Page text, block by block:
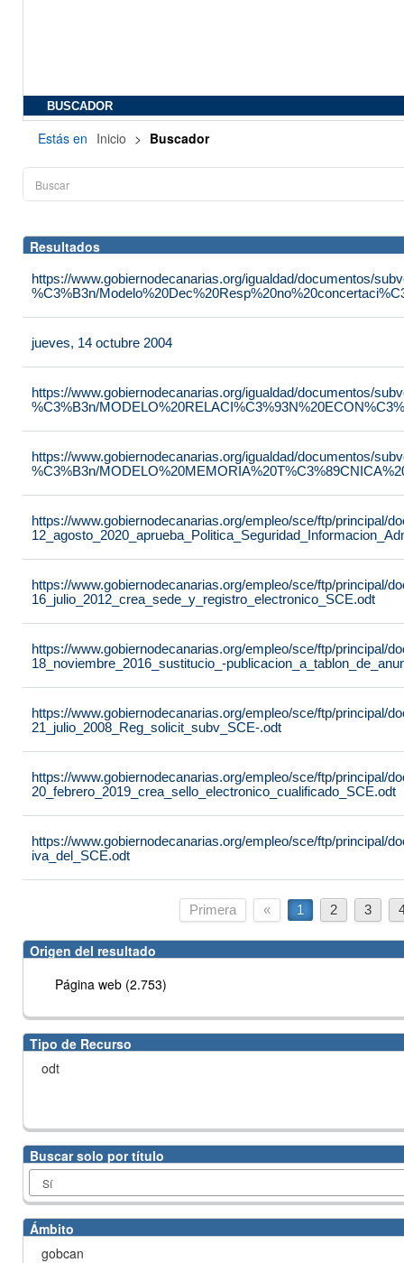
BUSCADOR
Estás en Inicio > Buscador
Resultados
https://www.gobiernodecanarias.org/igualdad/documentos/
%C3%B3n/
jueves, 14 octubre 2004
https://www.gobiernodecanarias.org/igualdad/documentos/
%C3%B3n/
https://www.gobiernodecanarias.org/igualdad/documentos/
%C3%B3n/
https://www.gobiernodecanarias.org/empleo/sce/ftp/principal/
https://www.gobiernodecanarias.org/empleo/sce/ftp/principal/
16_julio_2012_crea_sede_y_registro_electronico_SCE.odt
https://www.gobiernodecanarias.org/empleo/sce/ftp/principal/
18_noviembre_2016_sustitucio_-
https://www.gobiernodecanarias.org/empleo/sce/ftp/principal/
21_julio_2008_Reg_solicit_subv_SCE-.odt
https://www.gobiernodecanarias.org/empleo/sce/ftp/principal/
20_febrero_2019_crea_sello_electronico_cualificado_SCE.odt
https://www.gobiernodecanarias.org/empleo/sce/ftp/principal/
iva_del_SCE.odt
Primera « 1 2 3
Origen del resultado
Página web (2.753)
Tipo de Recurso
odt
Buscar solo por título
Ámbito
gobcan